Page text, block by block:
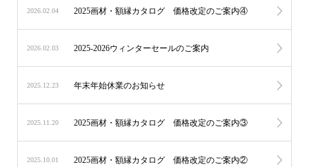
2026.02.04 2025画材・額縁カタログ 価格改定のご案内④
2026.02.03 2025-2026ウィンターセールのご案内
2025.12.23 年末年始休業のお知らせ
2025.11.20 2025画材・額縁カタログ 価格改定のご案内③
2025.10.01 2025画材・額縁カタログ 価格改定のご案内②